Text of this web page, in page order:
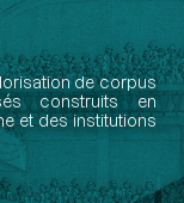
de corpus
construits en
et des institutions